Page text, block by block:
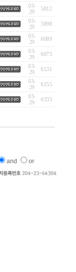
03-
29
5812
03-
29
5898
03-
29
6089
03-
29
6073
03-
29
6131
03-
29
6155
03-
29
6333
and or